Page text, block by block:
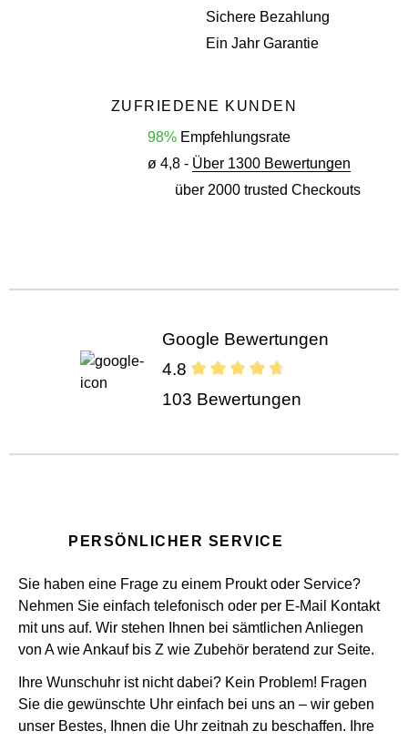
Sichere Bezahlung
Ein Jahr Garantie
ZUFRIEDENE KUNDEN
98% Empfehlungsrate
ø 4,8 - Über 1300 Bewertungen
über 2000 trusted Checkouts
Google Bewertungen
4.8
103 Bewertungen
PERSÖNLICHER SERVICE
Sie haben eine Frage zu einem Proukt oder Service?
Nehmen Sie einfach telefonisch oder per E-Mail Kontakt
mit uns auf. Wir stehen Ihnen bei sämtlichen Anliegen
von A wie Ankauf bis Z wie Zubehör beratend zur Seite.
Ihre Wunschuhr ist nicht dabei? Kein Problem! Fragen
Sie die gewünschte Uhr einfach bei uns an – wir geben
unser Bestes, Ihnen die Uhr zeitnah zu beschaffen. Ihre